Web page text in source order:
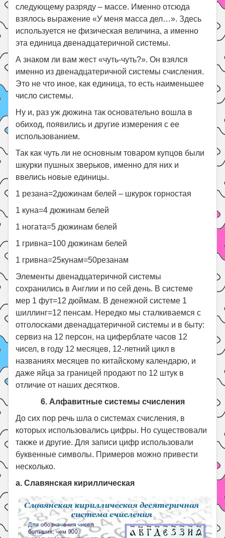
следующему разряду – массе. Именно отсюда
взялось выражение «У меня масса дел…». Здесь
используется не физическая величина, а именно
эта единица двенадцатеричной системы.
А знаком ли вам жест «чуть-чуть?». Он взялся
именно из двенадцатеричной системы счисления.
Это не что иное, как единица, то есть наименьшее
число системы.
Ну и, раз уж дюжина так основательно вошла в
обиход, появились и другие измерения с ее
использованием.
Так как чуть ли не основным товаром купцов были
шкурки пушных зверьков, именно для них и
ввелись новые единицы.
1 резана=2дюжинам белей – шкурок горностая
1 куна=4 дюжинам белей
1 ногата=5 дюжинам белей
1 гривна=100 дюжинам белей
1 гривна=25кунам=50резанам
Элементы двенадцатеричной системы
сохранились в Англии и по сей день. В системе
мер 1 фут=12 дюймам. В денежной системе 1
шиллинг=12 пенсам. Нередко мы сталкиваемся с
отголосками двенадцатеричной системы и в быту:
сервиз на 12 персон, на циферблате часов 12
чисел, в году 12 месяцев, 12-летний цикл в
названиях месяцев по китайскому календарю, и
даже яйца за границей продают по 12 штук в
отличие от наших десятков.
6. Алфавитные системы счисления
До сих пор речь шла о системах счисления, в
которых использовались цифры. Но существовали
также и другие. Для записи цифр использовали
буквенные символы. Примеров можно привести
несколько.
a. Славянская кириллическая